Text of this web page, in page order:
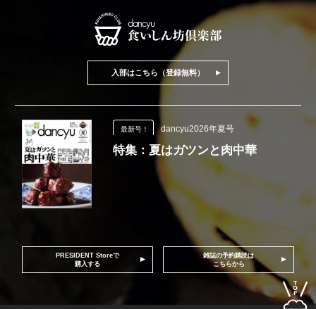
入部はこちら（登録無料）
最新号！ dancyu2026年夏号
特集：夏はガツンと肉中華
PRESIDENT Storeで
購入する
雑誌の予約購読は
こちらから